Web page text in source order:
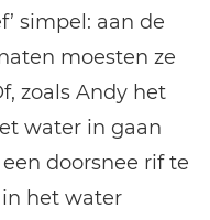
simpel: aan de
moesten ze
zoals Andy het
water in gaan
doorsnee rif te
het water